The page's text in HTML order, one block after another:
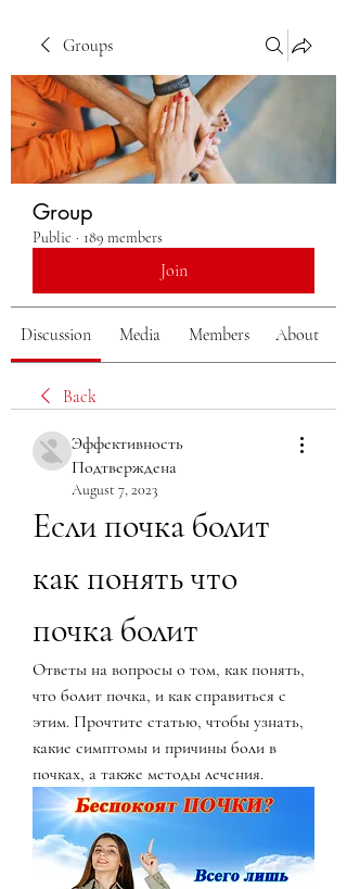
Groups
Group
Public · 189 members
Join
Discussion Media Members About
Back
Эффективность
Подтверждена
August 7, 2023
Если почка болит
как понять что
почка болит
Ответы на вопросы о том, как понять,
что болит почка, и как справиться с
этим. Прочтите статью, чтобы узнать,
какие симптомы и причины боли в
почках, а также методы лечения.